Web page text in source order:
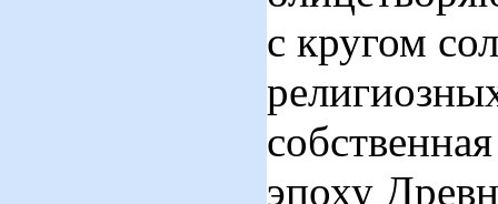
с кругом
эпоху